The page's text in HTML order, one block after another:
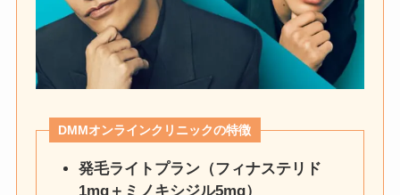
DMMオンラインクリニックの特徴
発毛ライトプラン（フィナステリド
1mg＋ミノキシジル5mg）